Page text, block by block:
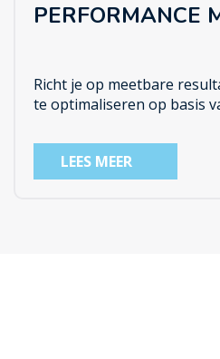
PERFORMANCE
Richt je op meetbare
te optimaliseren op basis
LEES MEER